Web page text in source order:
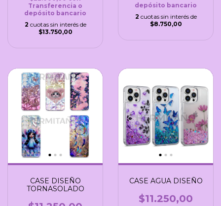
Transferencia o
depósito bancario
2 cuotas sin interés de
$13.750,00
depósito bancario
2 cuotas sin interés de
$8.750,00
CASE DISEÑO
TORNASOLADO
CASE AGUA DISEÑO
$11.250,00